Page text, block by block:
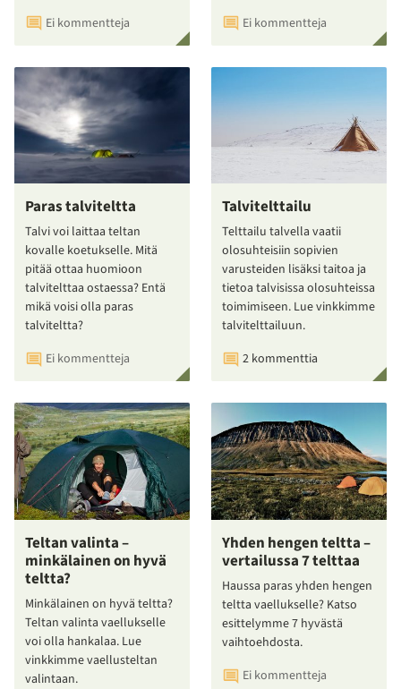
Ei kommentteja
Ei kommentteja
Paras talviteltta
Talvi voi laittaa teltan
kovalle koetukselle. Mitä
pitää ottaa huomioon
talvitelttaa ostaessa? Entä
mikä voisi olla paras
talviteltta?
Ei kommentteja
Talvitelttailu
Telttailu talvella vaatii
olosuhteisiin sopivien
varusteiden lisäksi taitoa ja
tietoa talvisissa olosuhteissa
toimimiseen. Lue vinkkimme
talvitelttailuun.
2 kommenttia
Teltan valinta –
minkälainen on hyvä
teltta?
Minkälainen on hyvä teltta?
Teltan valinta vaellukselle
voi olla hankalaa. Lue
vinkkimme vaellusteltan
valintaan.
Yhden hengen teltta –
vertailussa 7 telttaa
Haussa paras yhden hengen
teltta vaellukselle? Katso
esittelymme 7 hyvästä
vaihtoehdosta.
Ei kommentteja